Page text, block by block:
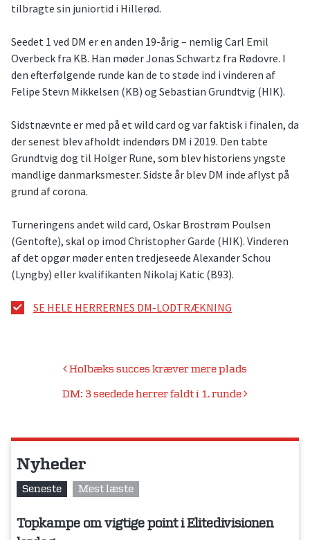
tilbragte sin juniortid i Hillerød.
Seedet 1 ved DM er en anden 19-årig – nemlig Carl Emil
Overbeck fra KB. Han møder Jonas Schwartz fra Rødovre. I
den efterfølgende runde kan de to støde ind i vinderen af
Felipe Stevn Mikkelsen (KB) og Sebastian Grundtvig (HIK).
Sidstnævnte er med på et wild card og var faktisk i finalen, da
der senest blev afholdt indendørs DM i 2019. Den tabte
Grundtvig dog til Holger Rune, som blev historiens yngste
mandlige danmarksmester. Sidste år blev DM inde aflyst på
grund af corona.
Turneringens andet wild card, Oskar Brostrøm Poulsen
(Gentofte), skal op imod Christopher Garde (HIK). Vinderen
af det opgør møder enten tredjeseede Alexander Schou
(Lyngby) eller kvalifikanten Nikolaj Katic (B93).
SE HELE HERRERNES DM-LODTRÆKNING
Indlægsnavigation
Holbæks succes kræver mere plads
DM: 3 seedede herrer faldt i 1. runde
Nyheder
Seneste Mest læste
Topkampe om vigtige point i Elitedivisionen